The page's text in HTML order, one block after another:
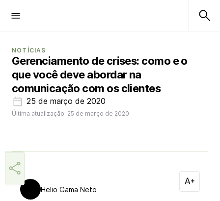
NOTÍCIAS
Gerenciamento de crises: como e o
que você deve abordar na
comunicação com os clientes
25 de março de 2020
Última atualização: 25 de março de 2020
Helio Gama Neto